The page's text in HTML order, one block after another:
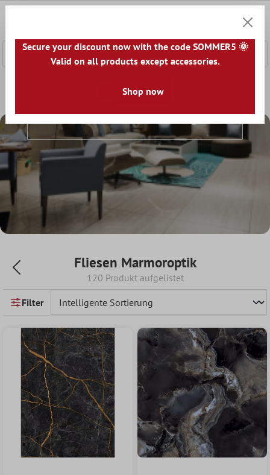
Fliesen nach Optik
Fliesen Marmoroptik
Fliesen Marmoroptik
120 Produkt aufgelistet
Filter
Secure your discount now with the code SOMMER5 🌞
Valid on all products except accessories.
Shop now